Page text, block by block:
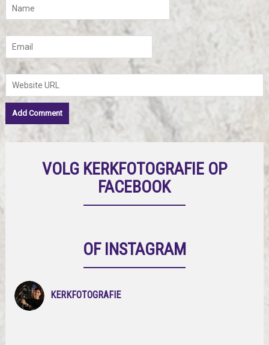
VOLG KERKFOTOGRAFIE OP
FACEBOOK
OF INSTAGRAM
KERKFOTOGRAFIE